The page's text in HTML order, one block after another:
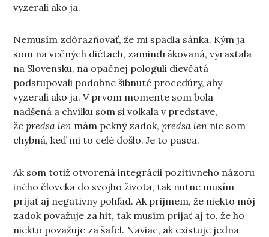
vyzerali ako ja.
Nemusím zdôrazňovať, že mi spadla sánka. Kým ja
som na večných diétach, zamindrákovaná, vyrastala
na Slovensku, na opačnej pologuli dievčatá
podstupovali podobne šibnuté procedúry, aby
vyzerali ako ja. V prvom momente som bola
nadšená a chvíľku som si voľkala v predstave,
žepredsa len mám pekný zadok,predsa len nie som
chybná, keď mi to celé došlo. Je to pasca.
Ak som totiž otvorená integrácii pozitívneho názoru
iného človeka do svojho života, tak nutne musím
prijať aj negatívny pohľad. Ak prijmem, že niekto môj
zadok považuje za hit, tak musím prijať aj to, že ho
niekto považuje za šafel. Naviac, ak existuje jedna